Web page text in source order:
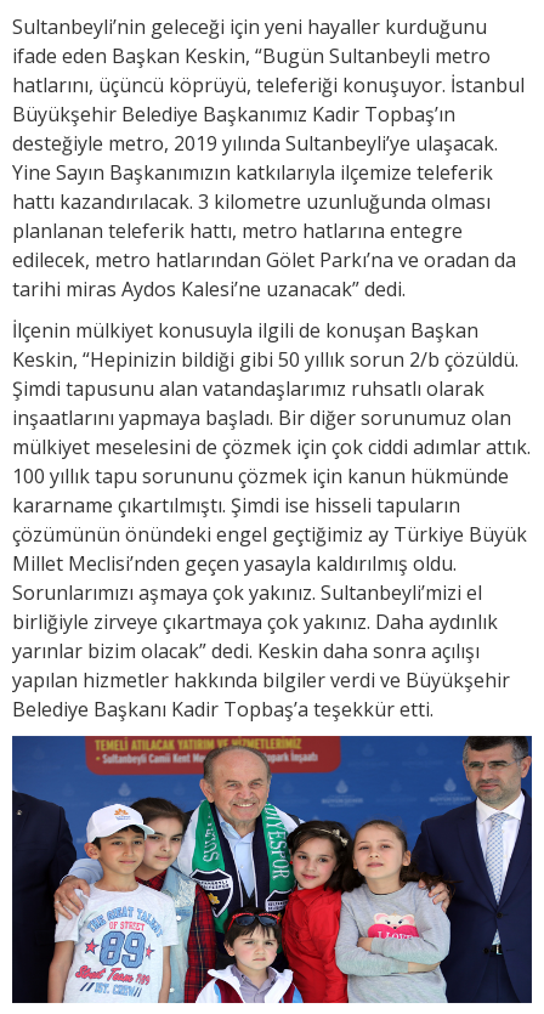
Sultanbeyli’nin geleceği için yeni hayaller kurduğunu
ifade eden Başkan Keskin, “Bugün Sultanbeyli metro
hatlarını, üçüncü köprüyü, teleferiği konuşuyor. İstanbul
Büyükşehir Belediye Başkanımız Kadir Topbaş’ın
desteğiyle metro, 2019 yılında Sultanbeyli’ye ulaşacak.
Yine Sayın Başkanımızın katkılarıyla ilçemize teleferik
hattı kazandırılacak. 3 kilometre uzunluğunda olması
planlanan teleferik hattı, metro hatlarına entegre
edilecek, metro hatlarından Gölet Parkı’na ve oradan da
tarihi miras Aydos Kalesi’ne uzanacak” dedi.
İlçenin mülkiyet konusuyla ilgili de konuşan Başkan
Keskin, “Hepinizin bildiği gibi 50 yıllık sorun 2/b çözüldü.
Şimdi tapusunu alan vatandaşlarımız ruhsatlı olarak
inşaatlarını yapmaya başladı. Bir diğer sorunumuz olan
mülkiyet meselesini de çözmek için çok ciddi adımlar attık.
100 yıllık tapu sorununu çözmek için kanun hükmünde
kararname çıkartılmıştı. Şimdi ise hisseli tapuların
çözümünün önündeki engel geçtiğimiz ay Türkiye Büyük
Millet Meclisi’nden geçen yasayla kaldırılmış oldu.
Sorunlarımızı aşmaya çok yakınız. Sultanbeyli’mizi el
birliğiyle zirveye çıkartmaya çok yakınız. Daha aydınlık
yarınlar bizim olacak” dedi. Keskin daha sonra açılışı
yapılan hizmetler hakkında bilgiler verdi ve Büyükşehir
Belediye Başkanı Kadir Topbaş’a teşekkür etti.